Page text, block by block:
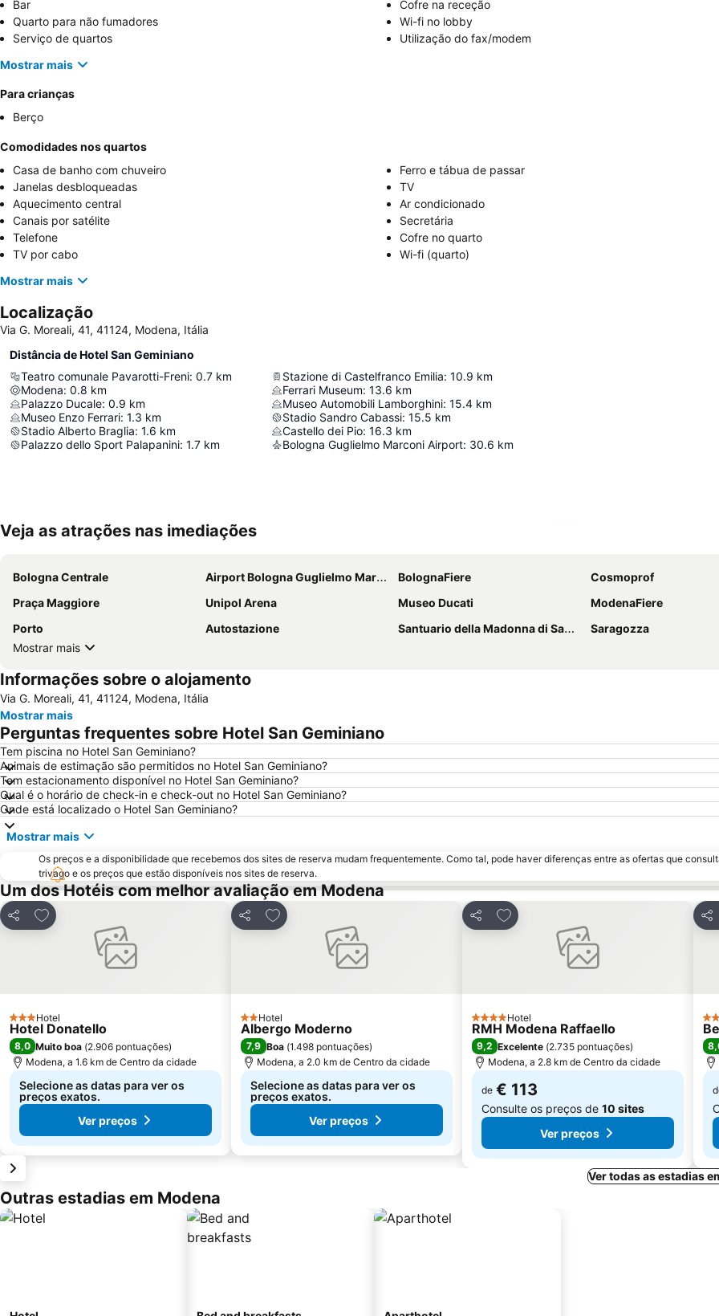
Bar
Cofre na receção
Quarto para não fumadores
Wi-fi no lobby
Serviço de quartos
Utilização do fax/modem
Mostrar mais
Para crianças
Berço
Comodidades nos quartos
Casa de banho com chuveiro
Ferro e tábua de passar
Janelas desbloqueadas
TV
Aquecimento central
Ar condicionado
Canais por satélite
Secretária
Telefone
Cofre no quarto
TV por cabo
Wi-fi (quarto)
Mostrar mais
Localização
Via G. Moreali, 41, 41124, Modena, Itália
Distância de Hotel San Geminiano
Teatro comunale Pavarotti-Freni: 0.7 km
Modena: 0.8 km
Palazzo Ducale: 0.9 km
Museo Enzo Ferrari: 1.3 km
Stadio Alberto Braglia: 1.6 km
Palazzo dello Sport Palapanini: 1.7 km
Stazione di Castelfranco Emilia: 10.9 km
Ferrari Museum: 13.6 km
Museo Automobili Lamborghini: 15.4 km
Stadio Sandro Cabassi: 15.5 km
Castello dei Pio: 16.3 km
Bologna Guglielmo Marconi Airport: 30.6 km
Veja as atrações nas imediações
Bologna Centrale Airport Bologna Guglielmo Marconi BolognaFiere
Cosmoprof
Praça Maggiore
Unipol Arena Museo Ducati
ModenaFiere
Porto
Autostazione Santuario della Madonna di San Luca
Saragozza
Mostrar mais
Informações sobre o alojamento
Via G. Moreali, 41, 41124, Modena, Itália
Mostrar mais
Perguntas frequentes sobre Hotel San Geminiano
Tem piscina no Hotel San Geminiano?
Animais de estimação são permitidos no Hotel San Geminiano?
Tem estacionamento disponível no Hotel San Geminiano?
Qual é o horário de check-in e check-out no Hotel San Geminiano?
Onde está localizado o Hotel San Geminiano?
Mostrar mais
Os preços e a disponibilidade que recebemos dos sites de reserva mudam frequentemente. Como tal, pode haver diferenças entre as ofertas que
trivago e os preços que estão disponíveis nos sites de reserva.
Um dos Hotéis com melhor avaliação em Modena
Partilhar
Adicionar aos favoritos
3 Estrelas
Hotel
Hotel Donatello
8,0 Muito boa (2.906 pontuações)
Modena, a 1.6 km de Centro da cidade
Selecione as datas para ver os
preços exatos.
Ver preços
Partilhar
Adicionar aos favoritos
2 Estrelas
Hotel
Albergo Moderno
7,9 Boa (1.498 pontuações)
Modena, a 2.0 km de Centro da cidade
Selecione as datas para ver os
preços exatos.
Ver preços
Partilhar
Adicionar aos favoritos
4 Estrelas
Hotel
RMH Modena Raffaello
9,2 Excelente (2.735 pontuações)
Modena, a 2.8 km de Centro da cidade
de € 113
Consulte os preços de 10 sites
Ver preços
3
Ver todas as estadias
Outras estadias em Modena